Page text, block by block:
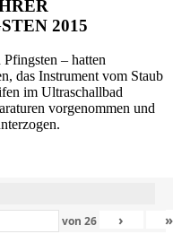
2015
– hatten
das Instrument vom Staub
im Ultraschallbad
vorgenommen und
von 26 › »